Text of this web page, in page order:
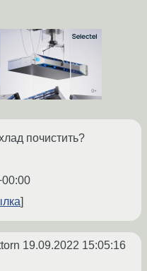
почистить?
19.09.2022 15:05:16